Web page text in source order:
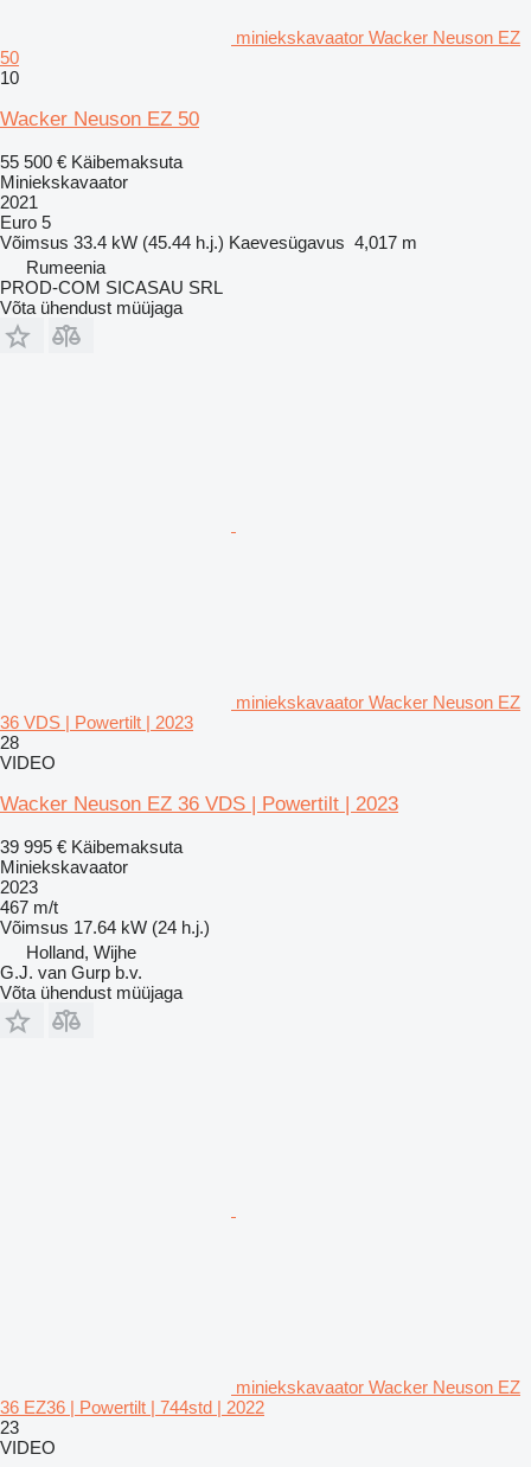
miniekskavaator Wacker Neuson EZ
50
10
Wacker Neuson EZ 50
55 500 € Käibemaksuta
Miniekskavaator
2021
Euro 5
Võimsus 33.4 kW (45.44 h.j.) Kaevesügavus 4,017 m
Rumeenia
PROD-COM SICASAU SRL
Võta ühendust müüjaga
miniekskavaator Wacker Neuson EZ
36 VDS | Powertilt | 2023
28
VIDEO
Wacker Neuson EZ 36 VDS | Powertilt | 2023
39 995 € Käibemaksuta
Miniekskavaator
2023
467 m/t
Võimsus 17.64 kW (24 h.j.)
Holland, Wijhe
G.J. van Gurp b.v.
Võta ühendust müüjaga
miniekskavaator Wacker Neuson EZ
36 EZ36 | Powertilt | 744std | 2022
23
VIDEO